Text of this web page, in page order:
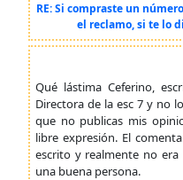
RE: Si compraste un
el reclamo, si te lo
Qué lástima Ceferino,
Directora de la esc 7 y no
que no publicas mis
libre expresión. El
escrito y realmente no era
una buena persona.